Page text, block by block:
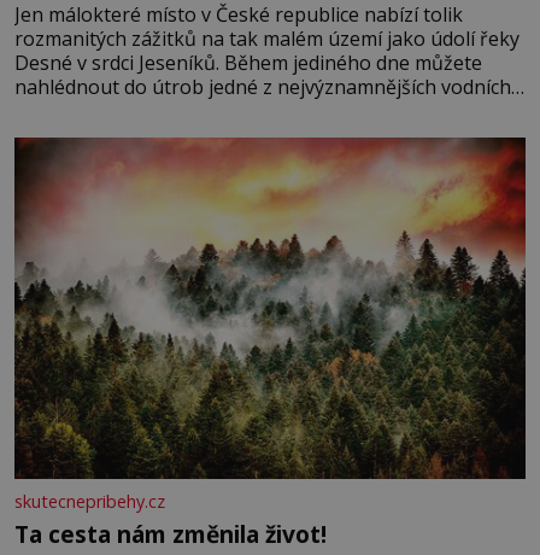
Jen málokteré místo v České republice nabízí tolik
rozmanitých zážitků na tak malém území jako údolí řeky
Desné v srdci Jeseníků. Během jediného dne můžete
nahlédnout do útrob jedné z nejvýznamnějších vodních
se na koloběžce a den zakončit poznáváním památek ve
Velkých Losinách nebo v termálním
skutecnepribehy.cz
Ta cesta nám změnila život!